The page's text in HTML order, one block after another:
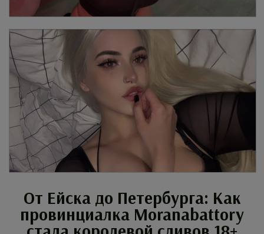
От Ейска до Петербурга: Как
провинциалка Moranabattory